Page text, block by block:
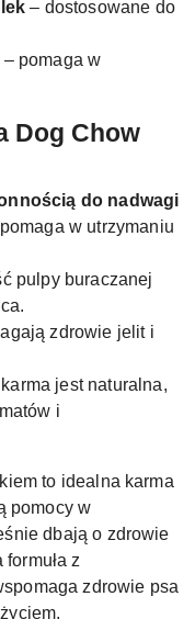
– dostosowane do
– pomaga w
Dog Chow
do nadwagi
w utrzymaniu
pulpy buraczanej
zdrowie jelit i
jest naturalna,
i
to idealna karma
pomocy w
dbają o zdrowie
z
zdrowie psa